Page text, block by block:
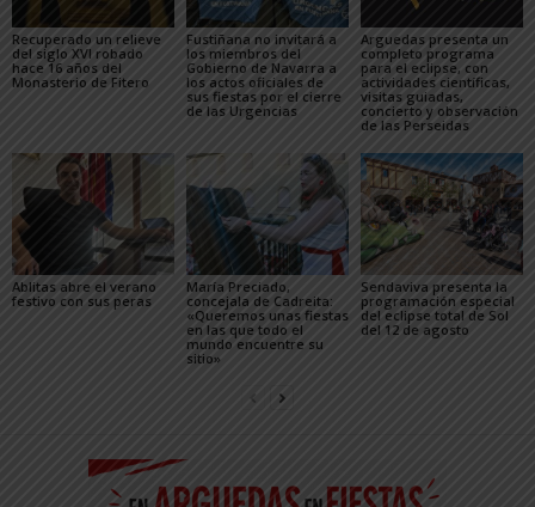
Recuperado un relieve
del siglo XVI robado
hace 16 años del
Monasterio de Fitero
Fustiñana no invitará a
los miembros del
Gobierno de Navarra a
los actos oficiales de
sus fiestas por el cierre
de las Urgencias
Arguedas presenta un
completo programa
para el eclipse, con
actividades científicas,
visitas guiadas,
concierto y observación
de las Perseidas
Ablitas abre el verano
festivo con sus peras
María Preciado,
concejala de Cadreita:
«Queremos unas fiestas
en las que todo el
mundo encuentre su
sitio»
Sendaviva presenta la
programación especial
del eclipse total de Sol
del 12 de agosto